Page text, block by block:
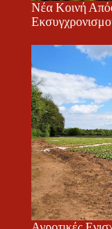
Νέα Κοινή